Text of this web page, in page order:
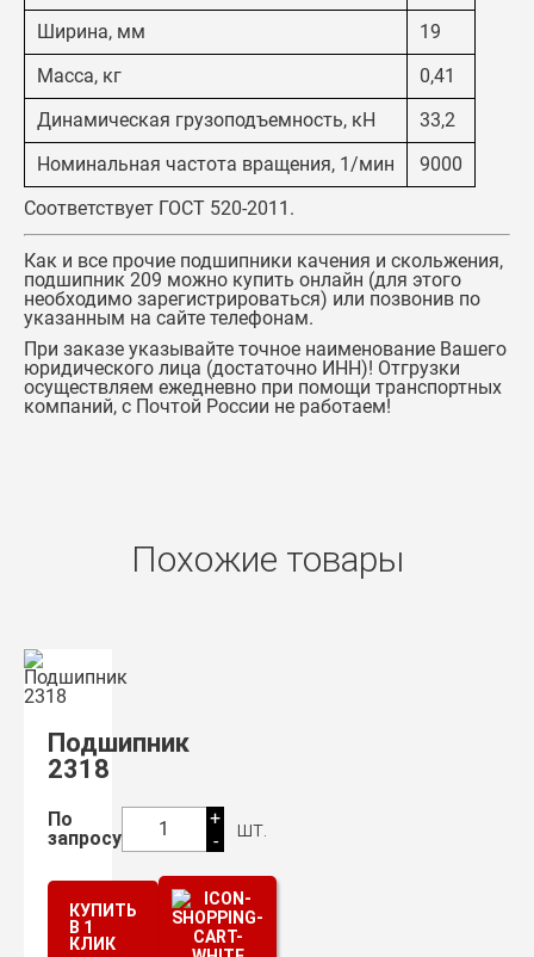
Ширина, мм
19
Масса, кг
0,41
Динамическая грузоподъемность, кН
33,2
Номинальная частота вращения, 1/мин
9000
Соответствует ГОСТ 520-2011.
Как и все прочие подшипники качения и скольжения,
подшипник 209 можно купить онлайн (для этого
необходимо зарегистрироваться) или позвонив по
указанным на сайте телефонам.
При заказе указывайте точное наименование Вашего
юридического лица (достаточно ИНН)! Отгрузки
осуществляем ежедневно при помощи транспортных
компаний, с Почтой России не работаем!
Похожие товары
Подшипник
2318
По
запросу
1
+
-
шт.
КУПИТЬ
В 1
КЛИК